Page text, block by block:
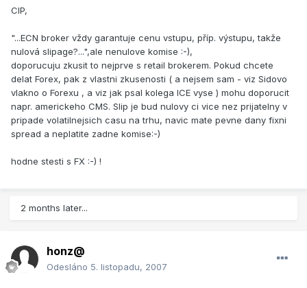
CIP,
"...ECN broker vždy garantuje cenu vstupu, příp. výstupu, takže
nulová slipage?...",ale nenulove komise :-),
doporucuju zkusit to nejprve s retail brokerem. Pokud chcete
delat Forex, pak z vlastni zkusenosti ( a nejsem sam - viz Sidovo
vlakno o Forexu , a viz jak psal kolega ICE vyse ) mohu doporucit
napr. americkeho CMS. Slip je bud nulovy ci vice nez prijatelny v
pripade volatilnejsich casu na trhu, navic mate pevne dany fixni
spread a neplatite zadne komise:-)
hodne stesti s FX :-) !
2 months later...
honz@
Odesláno 5. listopadu, 2007